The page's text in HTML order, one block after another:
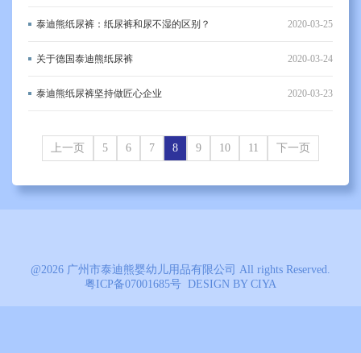
泰迪熊纸尿裤：纸尿裤和尿不湿的区别？ 2020-03-25
关于德国泰迪熊纸尿裤 2020-03-24
泰迪熊纸尿裤坚持做匠心企业 2020-03-23
上一页 5 6 7 8 9 10 11 下一页
@2026 广州市泰迪熊婴幼儿用品有限公司 All rights Reserved.
粤ICP备07001685号 DESIGN BY CIYA